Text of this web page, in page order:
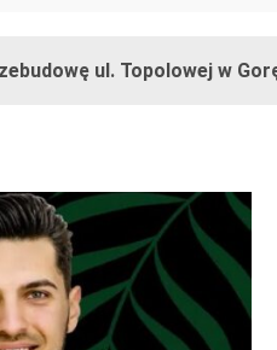
Topolowej w Goręczynie